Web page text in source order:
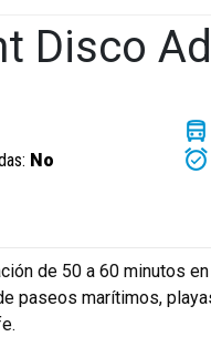
Disco
No
de 50 a 60 minutos
paseos marítimos,